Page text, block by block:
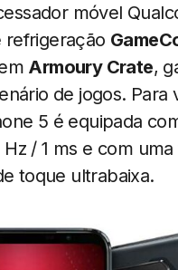
móvel
refrigeração
Armoury Crate,
de jogos. Para
5 é equipada
/ 1 ms e com
toque ultrabaixa.